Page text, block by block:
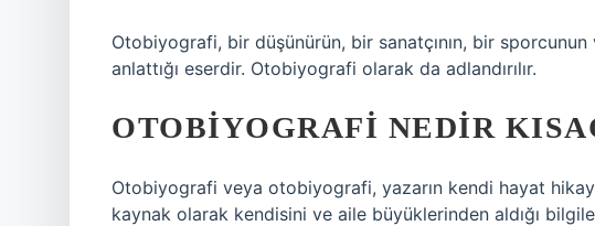
Otobiyografi, bir düşünürün, bir sanatçının, bir
anlattığı eserdir. Otobiyografi olarak da adlandırılır.
OTOBIYOGRAFI NEDIR
Otobiyografi veya otobiyografi, yazarın kendi hayat
kaynak olarak kendisini ve aile büyüklerinden aldığı